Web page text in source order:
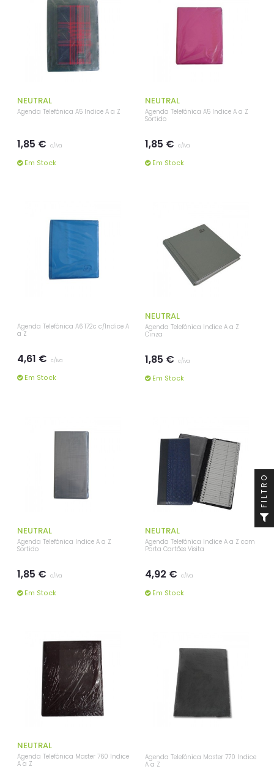
NEUTRAL
Agenda Telefónica A5 Indice A a Z
1,85 € c/iva
Em Stock
NEUTRAL
Agenda Telefónica A5 Indice A a Z
Sortido
1,85 € c/iva
Em Stock
Agenda Telefónica A6 172c c/Índice A
a Z
4,61 € c/iva
Em Stock
NEUTRAL
Agenda Telefónica Indice A a Z
Cinza
1,85 € c/iva
Em Stock
NEUTRAL
Agenda Telefónica Indice A a Z
Sortido
1,85 € c/iva
Em Stock
NEUTRAL
Agenda Telefónica Indice A a Z com
Porta Cartões Visita
4,92 € c/iva
Em Stock
NEUTRAL
Agenda Telefónica Master 760 Indice
A a Z
Agenda Telefónica Master 770 Indice
A a Z
FILTRO